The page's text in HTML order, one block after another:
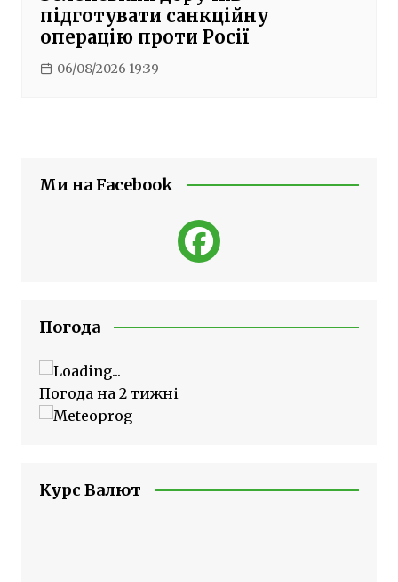
підготувати санкційну
операцію проти Росії
06/08/2026 19:39
Ми на Facebook
Погода
Погода на 2 тижні
Курс Валют